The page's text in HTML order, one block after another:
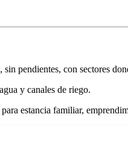
pendientes, con sectores
y canales de riego.
estancia familiar,